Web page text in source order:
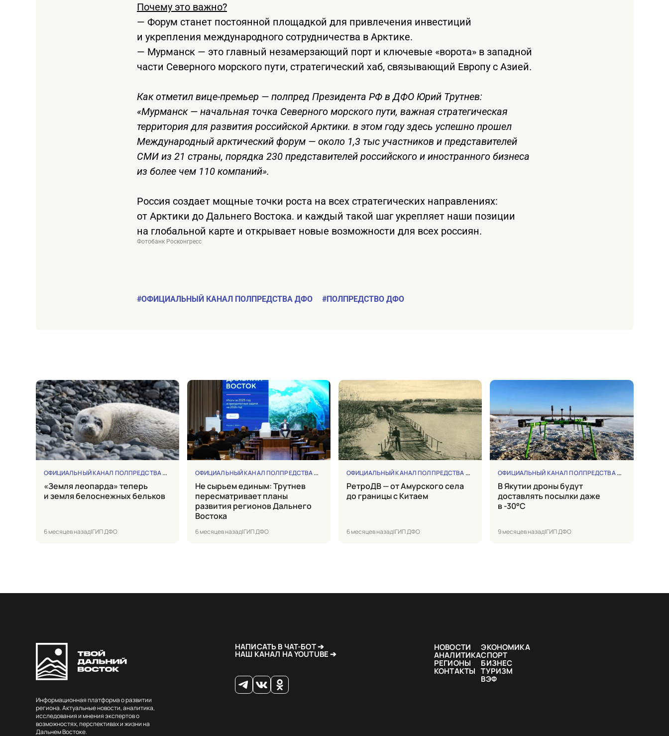
Почему это важно?
— Форум станет постоянной площадкой для привлечения инвестиций
и укрепления международного сотрудничества в Арктике.
— Мурманск — это главный незамерзающий порт и ключевые «ворота» в западной
части Северного морского пути, стратегический хаб, связывающий Европу с Азией.
Как отметил вице-премьер — полпред Президента РФ в ДФО Юрий Трутнев:
«Мурманск — начальная точка Северного морского пути, важная стратегическая
территория для развития российской Арктики. в этом году здесь успешно прошел
Международный арктический форум — около 1,3 тыс участников и представителей
СМИ из 21 страны, порядка 230 представителей российского и иностранного бизнеса
из более чем 110 компаний».
Россия создает мощные точки роста на всех стратегических направлениях:
от Арктики до Дальнего Востока. и каждый такой шаг укрепляет наши позиции
на глобальной карте и открывает новые возможности для всех россиян.
Фотобанк Росконгресс
#ОФИЦИАЛЬНЫЙ КАНАЛ ПОЛПРЕДСТВА ДФО #ПОЛПРЕДСТВО ДФО
ОФИЦИАЛЬНЫЙ КАНАЛ ПОЛПРЕДСТВА ДФО ПОЛПРЕДСТВО ДФО
«Земля леопарда» теперь
и земля белоснежных бельков
6 месяцев назад|ГИП ДФО
ОФИЦИАЛЬНЫЙ КАНАЛ ПОЛПРЕДСТВА ДФО ПОЛПРЕДСТВО ДФО
не сырьем единым: Трутнев
пересматривает планы
развития регионов Дальнего
Востока
6 месяцев назад|ГИП ДФО
ОФИЦИАЛЬНЫЙ КАНАЛ ПОЛПРЕДСТВА ДФО ПОЛПРЕДСТВО ДФО
РетроДВ — от Амурского села
до границы с Китаем
6 месяцев назад|ГИП ДФО
ОФИЦИАЛЬНЫЙ КАНАЛ ПОЛПРЕДСТВА ДФО
в Якутии дроны будут
доставлять посылки даже
в -30°C
9 месяцев назад|ГИП ДФО
Информационная платформа о развитии
региона. Актуальные новости, аналитика,
исследования и мнения экспертов о
возможностях, перспективах и жизни на
Дальнем Востоке.
НАПИСАТЬ В ЧАТ-БОТ ➔
НАШ КАНАЛ НА YOUTUBE ➔
НОВОСТИ
АНАЛИТИКА
РЕГИОНЫ
КОНТАКТЫ
ЭКОНОМИКА
СПОРТ
БИЗНЕС
ТУРИЗМ
ВЭФ